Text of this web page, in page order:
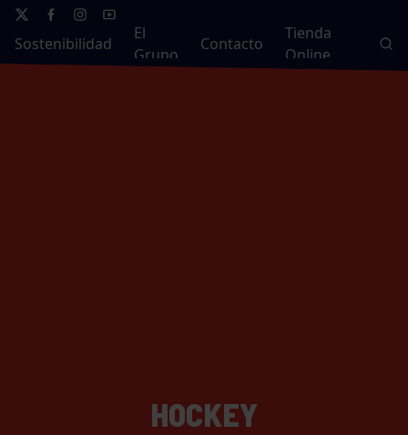
Sostenibilidad
El
Grupo
Contacto
Tienda
Online
HOCKEY